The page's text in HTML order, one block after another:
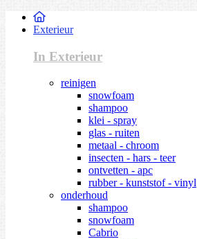
Exterieur
In Exterieur
reinigen
snowfoam
shampoo
klei - spray
glas - ruiten
metaal - chroom
insecten - hars - teer
ontvetten - apc
rubber - kunststof - vinyl
onderhoud
shampoo
snowfoam
Cabrio